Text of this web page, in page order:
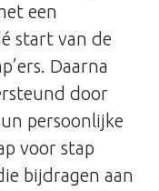
een
start van de
Daarna
door
persoonlijke
voor stap
bijdragen aan